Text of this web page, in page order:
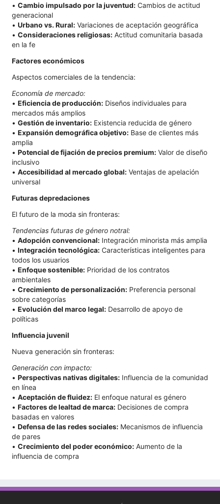
• Cambio impulsado por la juventud: Cambios de actitud
generacional
• Urbano vs. Rural: Variaciones de aceptación geográfica
• Consideraciones religiosas: Actitud comunitaria basada
en la fe
Factores económicos
Aspectos comerciales de la tendencia:
Economía de mercado:
• Eficiencia de producción: Diseños individuales para
mercados más amplios
• Gestión de inventario: Existencia reducida de género
• Expansión demográfica objetivo: Base de clientes más
amplia
• Potencial de fijación de precios premium: Valor de diseño
inclusivo
• Accesibilidad al mercado global: Ventajas de apelación
universal
Futuras depredaciones
El futuro de la moda sin fronteras:
Tendencias futuras de género notral:
• Adopción convencional: Integración minorista más amplia
• Integración tecnológica: Características inteligentes para
todos los usuarios
• Enfoque sostenible: Prioridad de los contratos
ambientales
• Crecimiento de personalización: Preferencia personal
sobre categorías
• Evolución del marco legal: Desarrollo de apoyo de
políticas
Influencia juvenil
Nueva generación sin fronteras:
Generación con impacto:
• Perspectivas nativas digitales: Influencia de la comunidad
en línea
• Aceptación de fluidez: El enfoque natural es género
• Factores de lealtad de marca: Decisiones de compra
basadas en valores
• Defensa de las redes sociales: Mecanismos de influencia
de pares
• Crecimiento del poder económico: Aumento de la
influencia de compra